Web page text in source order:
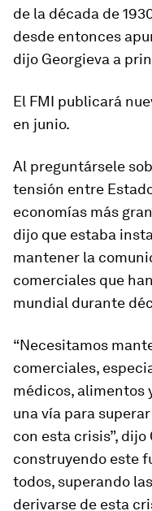
de la década de
desde entonces
dijo Georgieva a
El FMI publicará
en junio.
Al preguntársele
tensión entre
economías más
dijo que estaba
mantener la
comerciales que
mundial durante
“Necesitamos
comerciales,
médicos, alimentos
una vía para
con esta crisis”, dijo
construyendo este
todos, superando
derivarse de esta